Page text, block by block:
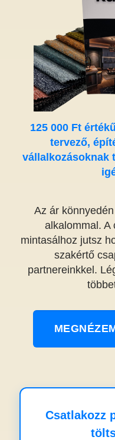
125 000 Ft
tervező,
vállalkozásoknak
Az ár
alkalommal. A
mintasálhoz jutsz
szakértő
partnereinkkel.
Csatlakozz